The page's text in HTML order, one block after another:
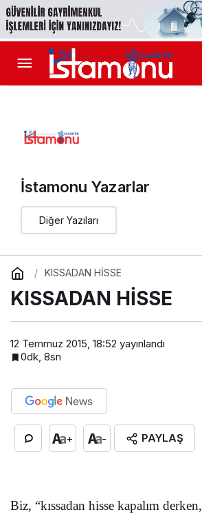
İstamonu Yazarlar
Diğer Yazıları
KISSADAN HİSSE
KISSADAN HİSSE
12 Temmuz 2015, 18:52 yayınlandı
0dk, 8sn
+ - PAYLAŞ
Biz, “kıssadan hisse kapalım derken,